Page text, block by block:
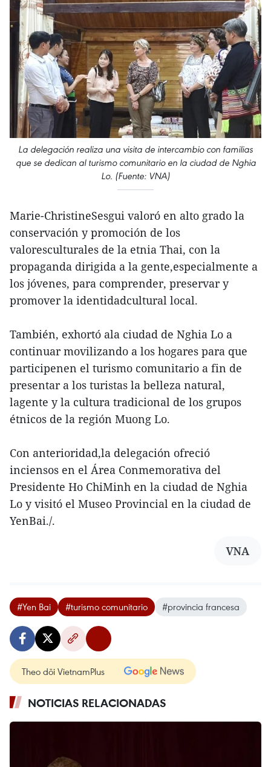
La delegación realiza una visita de intercambio con familias
que se dedican al turismo comunitario en la ciudad de Nghia
Lo. (Fuente: VNA)
Marie-ChristineSesgui valoró en alto grado la
conservación y promoción de los
valoresculturales de la etnia Thai, con la
propaganda dirigida a la gente,especialmente a
los jóvenes, para comprender, preservar y
promover la identidadcultural local.
También, exhortó ala ciudad de Nghia Lo a
continuar movilizando a los hogares para que
participenen el turismo comunitario a fin de
presentar a los turistas la belleza natural,
lagente y la cultura tradicional de los grupos
étnicos de la región Muong Lo.
Con anterioridad,la delegación ofreció
inciensos en el Área Conmemorativa del
Presidente Ho ChiMinh en la ciudad de Nghia
Lo y visitó el Museo Provincial en la ciudad de
YenBai./.
VNA
#Yen Bai #turismo comunitario #provincia francesa
Theo dõi VietnamPlus
NOTICIAS RELACIONADAS